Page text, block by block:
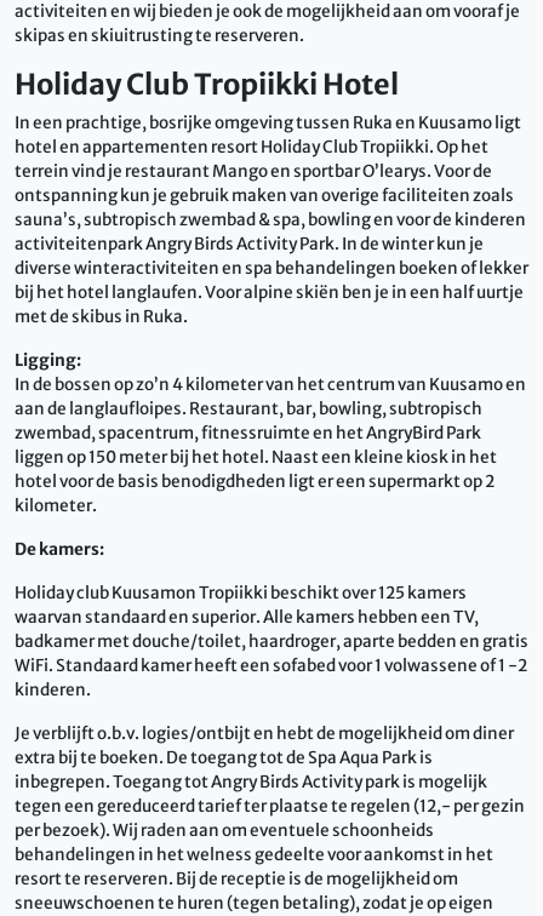
activiteiten en wij bieden je ook de mogelijkheid aan om vooraf je
skipas en skiuitrusting te reserveren.
Holiday Club Tropiikki Hotel
In een prachtige, bosrijke omgeving tussen Ruka en Kuusamo ligt
hotel en appartementen resort Holiday Club Tropiikki. Op het
terrein vind je restaurant Mango en sportbar O’learys. Voor de
ontspanning kun je gebruik maken van overige faciliteiten zoals
sauna’s, subtropisch zwembad & spa, bowling en voor de kinderen
activiteitenpark Angry Birds Activity Park. In de winter kun je
diverse winteractiviteiten en spa behandelingen boeken of lekker
bij het hotel langlaufen. Voor alpine skiën ben je in een half uurtje
met de skibus in Ruka.
Ligging:
In de bossen op zo’n 4 kilometer van het centrum van Kuusamo en
aan de langlaufloipes. Restaurant, bar, bowling, subtropisch
zwembad, spacentrum, fitnessruimte en het AngryBird Park
liggen op 150 meter bij het hotel. Naast een kleine kiosk in het
hotel voor de basis benodigdheden ligt er een supermarkt op 2
kilometer.
De kamers:
Holiday club Kuusamon Tropiikki beschikt over 125 kamers
waarvan standaard en superior. Alle kamers hebben een TV,
badkamer met douche/toilet, haardroger, aparte bedden en gratis
WiFi. Standaard kamer heeft een sofabed voor 1 volwassene of 1 -2
kinderen.
Je verblijft o.b.v. logies/ontbijt en hebt de mogelijkheid om diner
extra bij te boeken. De toegang tot de Spa Aqua Park is
inbegrepen. Toegang tot Angry Birds Activity park is mogelijk
tegen een gereduceerd tarief ter plaatse te regelen (12,- per gezin
per bezoek). Wij raden aan om eventuele schoonheids
behandelingen in het welness gedeelte voor aankomst in het
resort te reserveren. Bij de receptie is de mogelijkheid om
sneeuwschoenen te huren (tegen betaling), zodat je op eigen